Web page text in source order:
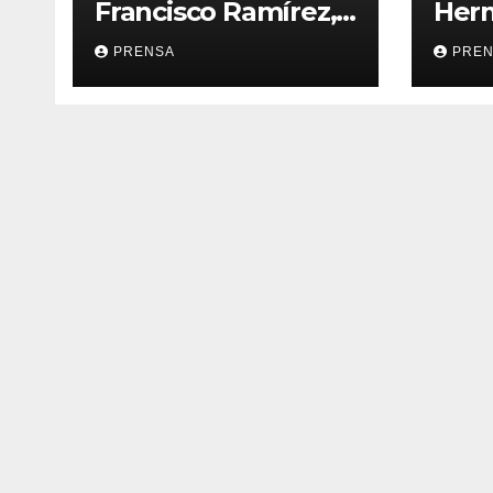
Francisco Ramírez,
en El Espejo de la
Iglesia
PRENSA